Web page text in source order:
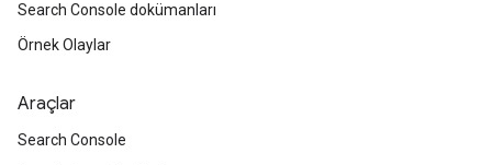
Search Console dokümanları
Örnek Olaylar
Araçlar
Search Console